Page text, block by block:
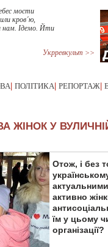
мости
кров´ю,
нам. Iдемо. Йти
Укрревкульт >>
ПОЛІТИКА РЕПОРТАЖ
ЖІНОК У
Отож, і без
активно
їм у цьому
організації?